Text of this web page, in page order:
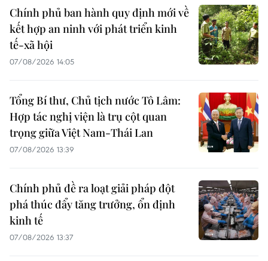
Chính phủ ban hành quy định mới về
kết hợp an ninh với phát triển kinh
tế-xã hội
07/08/2026 14:05
Tổng Bí thư, Chủ tịch nước Tô Lâm:
Hợp tác nghị viện là trụ cột quan
trọng giữa Việt Nam-Thái Lan
07/08/2026 13:39
Chính phủ đề ra loạt giải pháp đột
phá thúc đẩy tăng trưởng, ổn định
kinh tế
07/08/2026 13:37